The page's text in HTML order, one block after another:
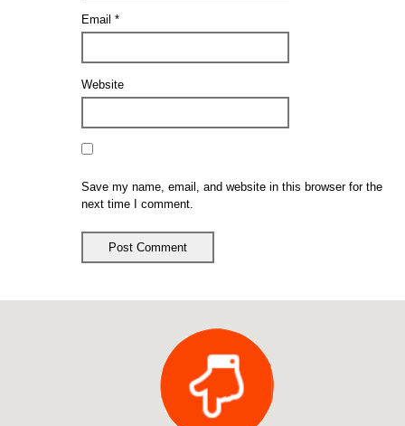
Email*
Website
Save my name, email, and website in this browser for the
next time I comment.